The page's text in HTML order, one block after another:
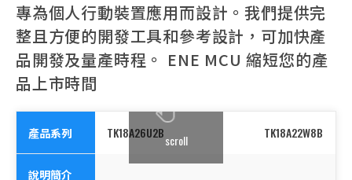
專為個人行動裝置應用而設計。我們提供完
整且方便的開發工具和參考設計，可加快產
品開發及量產時程。 ENE MCU 縮短您的產
品上市時間
scroll
產品系列 TK18A26U2B TK18A22W8B
說明簡介